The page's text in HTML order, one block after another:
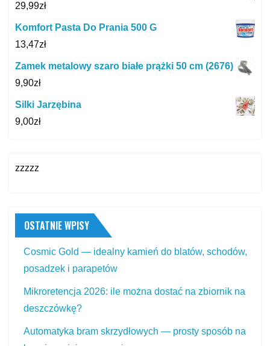
29,99zł
Komfort Pasta Do Prania 500 G
13,47zł
Zamek metalowy szaro białe prążki 50 cm (2676)
9,90zł
Silki Jarzębina
9,00zł
zzzzz
OSTATNIE WPISY
Cosmic Gold — idealny kamień do blatów, schodów,
posadzek i parapetów
Mikroretencja 2026: ile można dostać na zbiornik na
deszczówkę?
Automatyka bram skrzydłowych — prosty sposób na